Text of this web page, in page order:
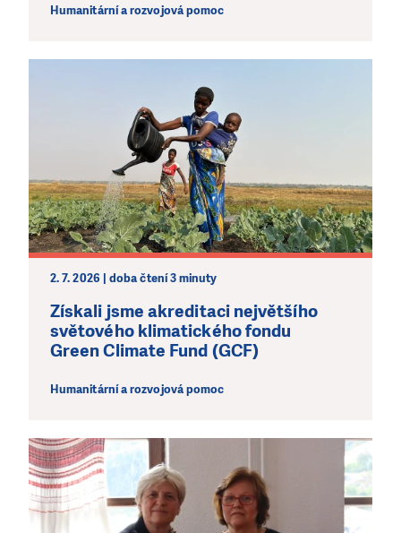
Humanitární a rozvojová pomoc
2. 7. 2026 | doba čtení 3 minuty
Získali jsme akreditaci největšího
světového klimatického fondu
Green Climate Fund (GCF)
Humanitární a rozvojová pomoc